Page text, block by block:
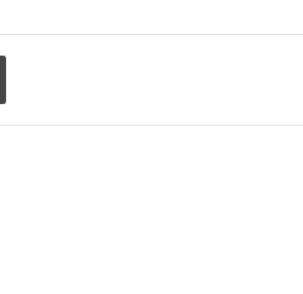
Print